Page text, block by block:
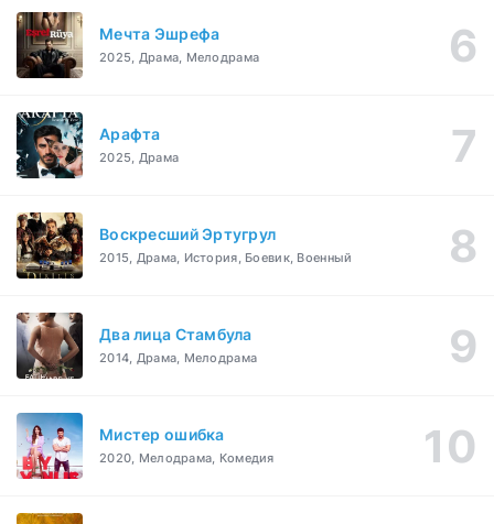
Мечта Эшрефа
2025, Драма, Мелодрама
Арафта
2025, Драма
Воскресший Эртугрул
2015, Драма, История, Боевик, Военный
Два лица Стамбула
2014, Драма, Мелодрама
Мистер ошибка
2020, Мелодрама, Комедия